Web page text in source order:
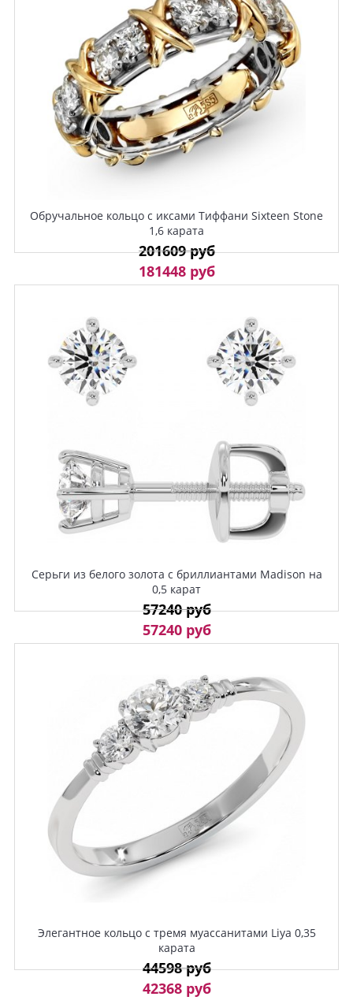
Обручальное кольцо с иксами Тиффани Sixteen Stone
1,6 карата
201609 руб
181448 руб
Серьги из белого золота с бриллиантами Madison на
0,5 карат
57240 руб
57240 руб
Элегантное кольцо с тремя муассанитами Liya 0,35
карата
44598 руб
42368 руб